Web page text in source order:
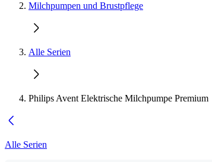
Milchpumpen und Brustpflege
Alle Serien
Philips Avent Elektrische Milchpumpe Premium
Alle Serien